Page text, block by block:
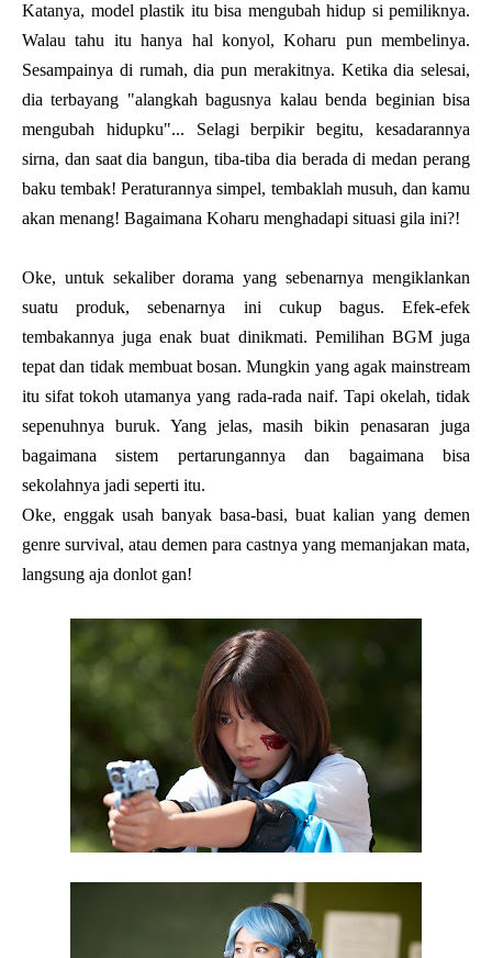
Katanya, model plastik itu bisa mengubah hidup si pemiliknya.
Walau tahu itu hanya hal konyol, Koharu pun membelinya.
Sesampainya di rumah, dia pun merakitnya. Ketika dia selesai,
dia terbayang "alangkah bagusnya kalau benda beginian bisa
mengubah hidupku"... Selagi berpikir begitu, kesadarannya
sirna, dan saat dia bangun, tiba-tiba dia berada di medan perang
baku tembak! Peraturannya simpel, tembaklah musuh, dan kamu
akan menang! Bagaimana Koharu menghadapi situasi gila ini?!
Oke, untuk sekaliber dorama yang sebenarnya mengiklankan
suatu produk, sebenarnya ini cukup bagus. Efek-efek
tembakannya juga enak buat dinikmati. Pemilihan BGM juga
tepat dan tidak membuat bosan. Mungkin yang agak mainstream
itu sifat tokoh utamanya yang rada-rada naif. Tapi okelah, tidak
sepenuhnya buruk. Yang jelas, masih bikin penasaran juga
bagaimana sistem pertarungannya dan bagaimana bisa
sekolahnya jadi seperti itu.
Oke, enggak usah banyak basa-basi, buat kalian yang demen
genre survival, atau demen para castnya yang memanjakan mata,
langsung aja donlot gan!